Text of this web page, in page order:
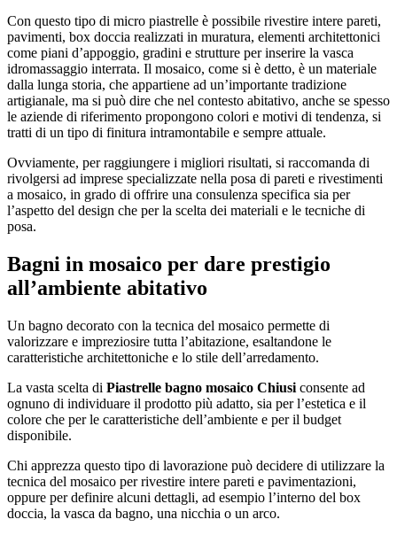
Con questo tipo di micro piastrelle è possibile rivestire intere pareti,
pavimenti, box doccia realizzati in muratura, elementi architettonici
come piani d’appoggio, gradini e strutture per inserire la vasca
idromassaggio interrata. Il mosaico, come si è detto, è un materiale
dalla lunga storia, che appartiene ad un’importante tradizione
artigianale, ma si può dire che nel contesto abitativo, anche se spesso
le aziende di riferimento propongono colori e motivi di tendenza, si
tratti di un tipo di finitura intramontabile e sempre attuale.
Ovviamente, per raggiungere i migliori risultati, si raccomanda di
rivolgersi ad imprese specializzate nella posa di pareti e rivestimenti
a mosaico, in grado di offrire una consulenza specifica sia per
l’aspetto del design che per la scelta dei materiali e le tecniche di
posa.
Bagni in mosaico per dare prestigio
all’ambiente abitativo
Un bagno decorato con la tecnica del mosaico permette di
valorizzare e impreziosire tutta l’abitazione, esaltandone le
caratteristiche architettoniche e lo stile dell’arredamento.
La vasta scelta di Piastrelle bagno mosaico Chiusi consente ad
ognuno di individuare il prodotto più adatto, sia per l’estetica e il
colore che per le caratteristiche dell’ambiente e per il budget
disponibile.
Chi apprezza questo tipo di lavorazione può decidere di utilizzare la
tecnica del mosaico per rivestire intere pareti e pavimentazioni,
oppure per definire alcuni dettagli, ad esempio l’interno del box
doccia, la vasca da bagno, una nicchia o un arco.